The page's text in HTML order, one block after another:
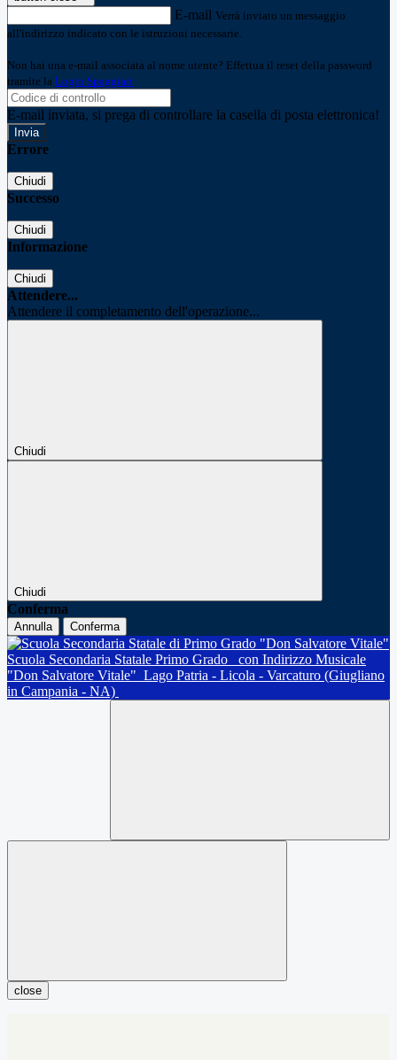
E-mail Verrà inviato un messaggio
all'indirizzo indicato con le istruzioni necessarie.
Non hai una e-mail associata al nome utente? Effettua il reset della password
tramite la Login Spaggiari
E-mail inviata, si prega di controllare la casella di posta elettronica!
Errore
Chiudi
Successo
Chiudi
Informazione
Chiudi
Attendere...
Attendere il completamento dell'operazione...
Chiudi
Chiudi
Conferma
Annulla Conferma
Scuola Secondaria Statale Primo Grado
con Indirizzo Musicale
"Don Salvatore Vitale" Lago Patria - Licola - Varcaturo (Giugliano
in Campania - NA)
close